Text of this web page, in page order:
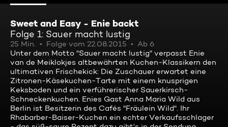
Sweet and Easy - Enie backt
Folge 1: Sauer macht lustig
25 Min. Folge vom 22.08.2015
Ab 6
Unter dem Motto "Sauer macht lustig" verpasst Enie
van de Meiklokjes altbewährten Kuchen-Klassikern den
ultimativen Frischekick: Die Zuschauer erwartet eine
Zitronen-Käsekuchen-Tarte mit einem knusprigen
Keksboden und ein verführerischer Sauerkirsch-
Schneckenkuchen. Enies Gast Anna Maria Wild aus
Berlin ist Besitzerin des Cafés "Fräulein Wild". Ihr
Rhabarber-Baiser-Kuchen ein echter Verkaufsschlager